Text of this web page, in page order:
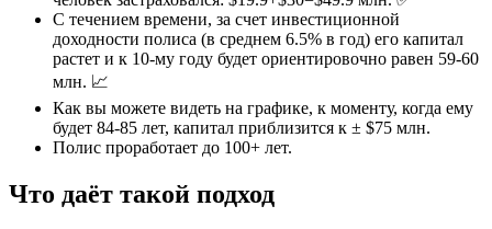
С течением времени, за счет инвестиционной
доходности полиса (в среднем 6.5% в год) его капитал
растет и к 10-му году будет ориентировочно равен 59-60
млн. 📈
Как вы можете видеть на графике, к моменту, когда ему
будет 84-85 лет, капитал приблизится к ± $75 млн.
Полис проработает до 100+ лет.
Что даёт такой подход